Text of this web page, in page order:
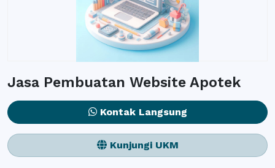
Jasa Pembuatan Website Apotek
Kontak Langsung
Kunjungi UKM